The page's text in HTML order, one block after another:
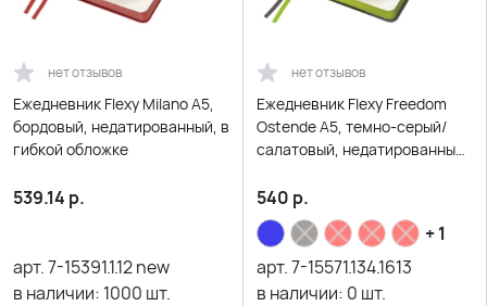
нет отзывов
Ежедневник Flexy Milano А5,
бордовый, недатированный, в
гибкой обложке
539.14 р.
арт.7-15391.1.12 new
в наличии: 1000 шт.
нет отзывов
Ежедневник Flexy Freedom
Ostende А5, темно-серый/
салатовый, недатированный,
540 р.
+ 1
арт.7-15571.134.1613
в наличии: 0 шт.